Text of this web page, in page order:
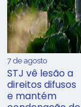
7 de agosto
STJ vê lesão a
direitos difusos
e mantém